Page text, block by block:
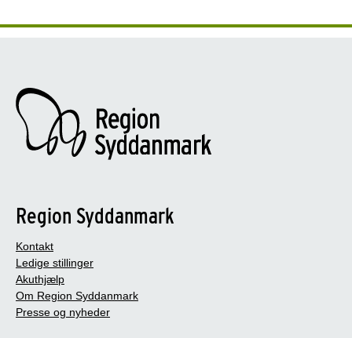
Region Syddanmark
Kontakt
Ledige stillinger
Akuthjælp
Om Region Syddanmark
Presse og nyheder